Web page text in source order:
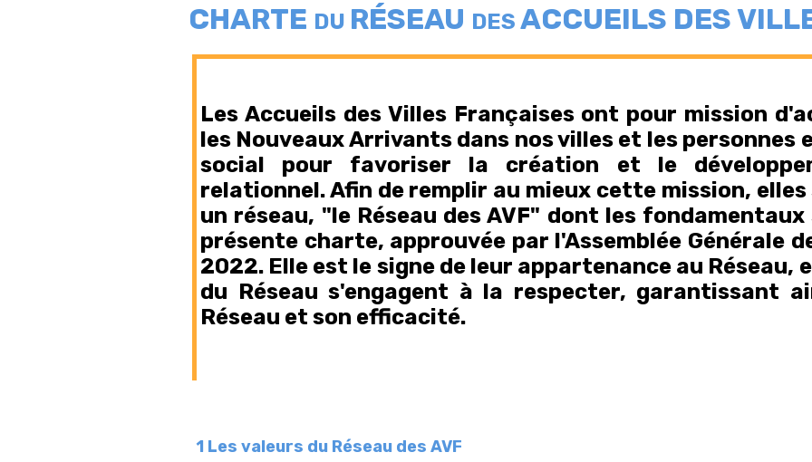
CHARTE DU RÉSEAU DES ACCUEILS DES
Les Accueils des Villes Françaises ont pour mission
les Nouveaux Arrivants dans nos villes et les personnes
social pour favoriser la création et le
relationnel. Afin de remplir au mieux cette mission,
un réseau, "le Réseau des AVF" dont les
présente charte, approuvée par l'Assemblée Générale
2022. Elle est le signe de leur appartenance au Réseau,
du Réseau s'engagent à la respecter, garantissant
Réseau et son efficacité.
1 Les valeurs du Réseau des AVF